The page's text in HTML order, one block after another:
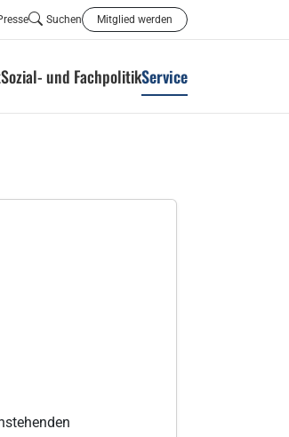
Suchen Mitglied werden
Sozial- und FachpolitikService